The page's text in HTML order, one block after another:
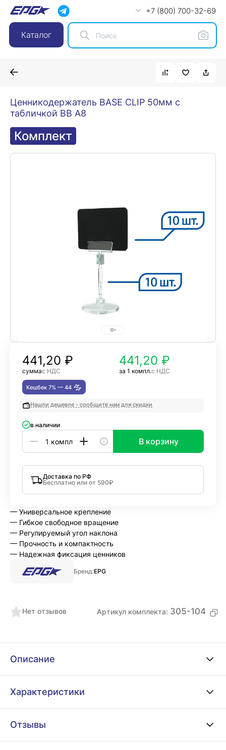
+7 (800) 700-32-69
Каталог
Ценникодержатель BASE CLIP 50мм с
табличкой BB A8
Комплект
Нет отзывов Артикул комплекта: 305-104
441,20 ₽
суммас НДС
441,20 ₽
за 1 компл.с НДС
Кешбек 7% — 44
Нашли дешевле - сообщите нам для скидки
в наличии
В корзину
Доставка по РФ
Бесплатно или от 590₽
— Универсальное крепление
— Гибкое свободное вращение
— Регулируемый угол наклона
— Прочность и компактность
— Надежная фиксация ценников
Бренд:EPG
Описание
Характеристики
Отзывы